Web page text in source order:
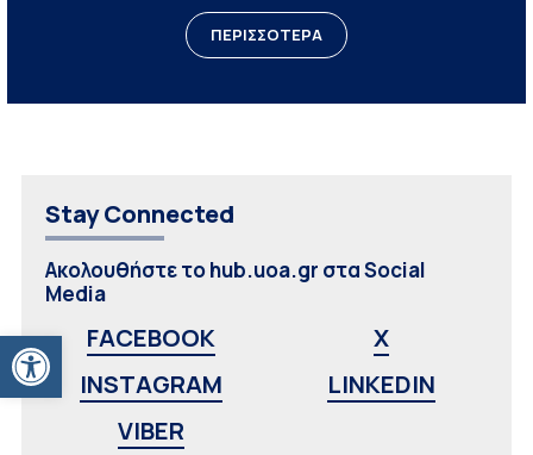
Ανοίξτε τη γραμμή εργαλείων
ΠΕΡΙΣΣΟΤΕΡΑ
Stay Connected
Ακολουθήστε το hub.uoa.gr στα Social
Media
FACEBOOK
X
INSTAGRAM
LINKEDIN
VIBER